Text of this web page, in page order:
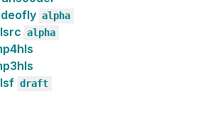
alpha
alpha
draft